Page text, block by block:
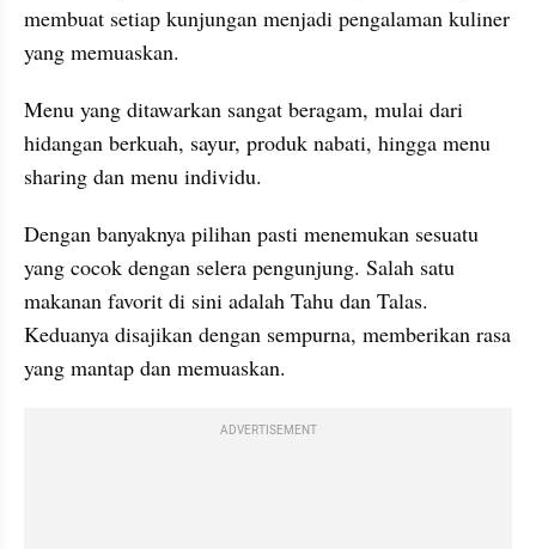
membuat setiap kunjungan menjadi pengalaman kuliner
yang memuaskan.
Menu yang ditawarkan sangat beragam, mulai dari
hidangan berkuah, sayur, produk nabati, hingga menu
sharing dan menu individu.
Dengan banyaknya pilihan pasti menemukan sesuatu
yang cocok dengan selera pengunjung. Salah satu
makanan favorit di sini adalah Tahu dan Talas.
Keduanya disajikan dengan sempurna, memberikan rasa
yang mantap dan memuaskan.
ADVERTISEMENT